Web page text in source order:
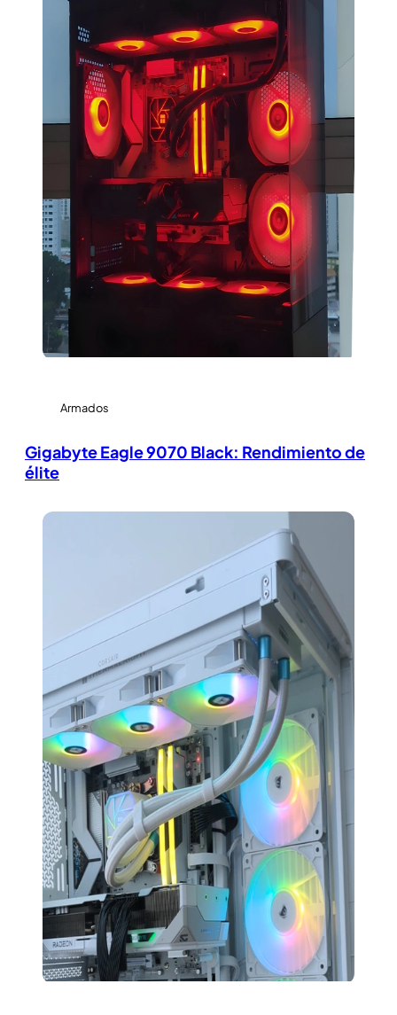
Armados
Gigabyte Eagle 9070 Black: Rendimiento de
élite
View Large